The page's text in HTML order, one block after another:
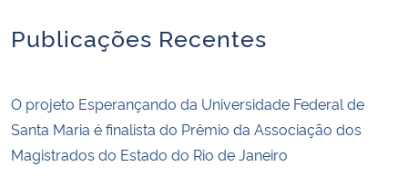
Publicações Recentes
O projeto Esperançando da Universidade Federal de
Santa Maria é finalista do Prêmio da Associação dos
Magistrados do Estado do Rio de Janeiro